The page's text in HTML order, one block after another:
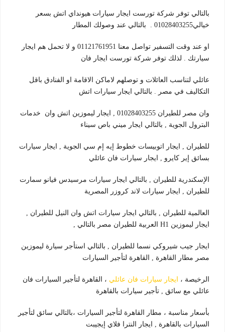
بالتالي توفر شركة تورست ايجار سيارات هيونداي اتش بسعر
خيالي01028403255 . بالتالي عند وصولك المطار
او عند وقت التسفير تواصل معنا 01121761951 و لا تحمل هم ايجار
سيارتك . لذلك توفر شركة تورست ايجار فان
عائلي لتناسب العائلات و توصلهم لاماكن الاقامة او الفنادق باقل
التكاليف في مصر . بالتالي ايجار سيارات اتش
وان مصر للطيران 01028403255 , ايجار ليموزين اتش وان خدمات
البترول الجوية , بالتالي ايجار ميني باص سيناء
للطيران , ايجار اتوبيسات خطوط إيه إم سي الجوية , ايجار سيارات
بسائق إير كايرو , ايجار سيارات فان عائلي
الإسكندرية للطيران , بالتالي ايجار سيارات مرسيدس فيانو سمارت
للطيران , ايجار سيارات لاند كروزر المصرية
العالمية للطيران , بالتالي ايجار سيارات اتش وان النيل للطيران ,
ايجار ليموزين H1 العربية للطيران مصر بالتالي ,
ايجار جيب شيروكي نسما للطيران , بالتالي استأجر سيارة ليموزين
مصر مطار القاهرة , القاهرة لتأجير السيارات
الرخيصة ، ايجار سيارات فان عائلي ، القاهرة لتأجير السيارات فان
عائلي مع سائق , تأجير سيارات بالقاهرة
بأسعار مناسبة ، مطار القاهرة لتأجير السيارات ،بالتالي سائق لتأجير
السيارات بالقاهرة , ايجار النترا فلاي إيجيبت